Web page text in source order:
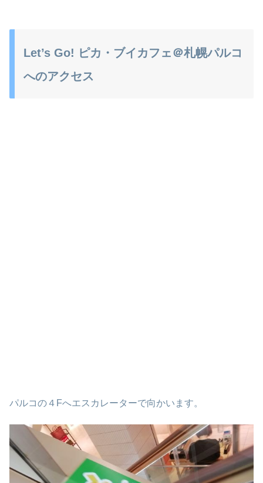
Let’s Go! ピカ・ブイカフェ＠札幌パルコ
へのアクセス
パルコの４Fへエスカレーターで向かいます。